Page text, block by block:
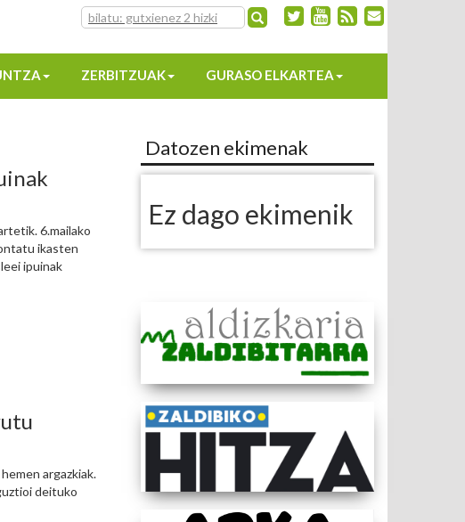
ZERBITZUAK GURASO ELKARTEA
6.mailako
ikasten
ipuinak
argazkiak.
deituko
Datozen ekimenak
Ez dago ekimenik